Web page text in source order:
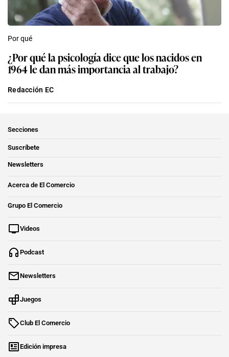
Por qué
¿Por qué la psicología dice que los nacidos en
1964 le dan más importancia al trabajo?
Redacción EC
Secciones
Suscríbete
Newsletters
Acerca de El Comercio
Grupo El Comercio
Videos
Podcast
Newsletters
Juegos
Club El Comercio
Edición impresa